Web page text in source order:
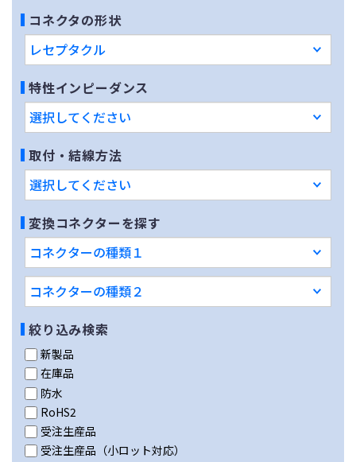
コネクタの形状
特性インピーダンス
取付・結線方法
変換コネクターを探す
絞り込み検索
新製品
在庫品
防水
RoHS2
受注生産品
受注生産品（小ロット対応）